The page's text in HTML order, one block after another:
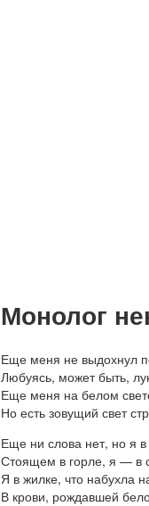
Монолог
Еще меня не выдохнул
Любуясь, может быть,
Еще меня на белом
Но есть зовущий свет
Еще ни слова нет, но я в
Стоящем в горле, я — в
Я в жилке, что набухла
В крови, рождавшей